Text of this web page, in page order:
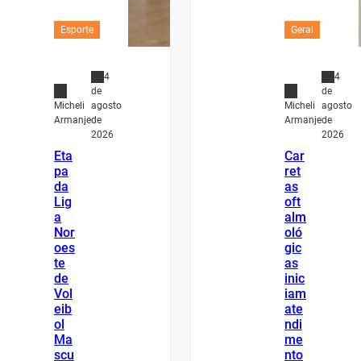
Esporte
Micheli
Armanje
4
de
agosto
de
2026
Eta
pa
da
Lig
a
Nor
oes
te
de
Vol
eib
ol
Ma
scu
Geral
Micheli
Armanje
4
de
agosto
de
2026
Car
ret
as
oft
alm
oló
gic
as
inic
iam
ate
ndi
me
nto